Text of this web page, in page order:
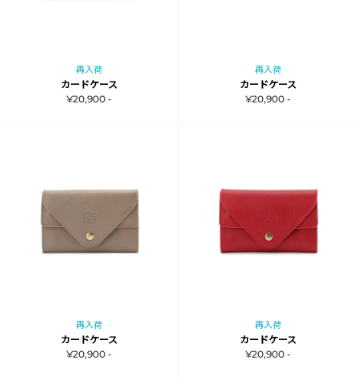
再入荷
カードケース
¥20,900 -
再入荷
カードケース
¥20,900 -
再入荷
カードケース
¥20,900 -
再入荷
カードケース
¥20,900 -